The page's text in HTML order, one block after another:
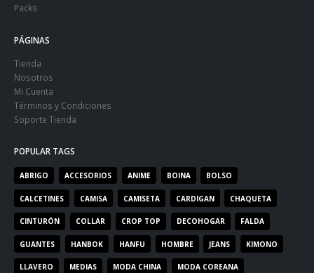
Packs
PÁGINAS
Tienda
Nosotros
Mi Cuenta
Términos y Condiciones
Soporte Tienda
POPULAR TAGS
ABRIGO ACCESORIOS ANIME BOINA BOLSO
CALCETINES CAMISA CAMISETA CARDIGAN CHAQUETA
CINTURÓN COLLAR CROP TOP DECOHOGAR FALDA
GUANTES HANBOK HANFU HOMBRE JEANS KIMONO
LLAVERO MEDIAS MODA CHINA MODA COREANA